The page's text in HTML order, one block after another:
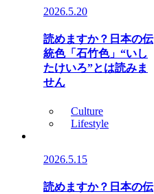
2026.5.20
読めますか？日本の伝
統色「石竹色」“いし
たけいろ”とは読みま
せん
Culture
Lifestyle
2026.5.15
読めますか？日本の伝